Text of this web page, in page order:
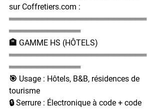
sur Coffretiers.com :
═════════════════════════
═════════════
🏨 GAMME HS (HÔTELS)
═════════════════════════
═════════════
🎯 Usage : Hôtels, B&B, résidences de
tourisme
🔒 Serrure : Électronique à code + code